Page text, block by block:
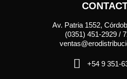
Av. Patria 1552,
(0351) 451-2929 /
+54 9 351-